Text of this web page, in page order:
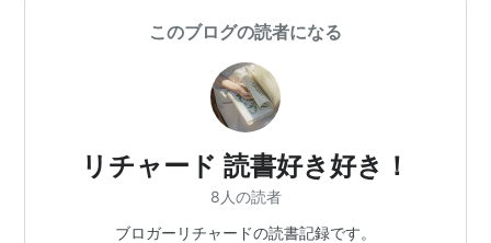
このブログの読者になる
リチャード 読書好き好き！
8人の読者
ブロガーリチャードの読書記録です。